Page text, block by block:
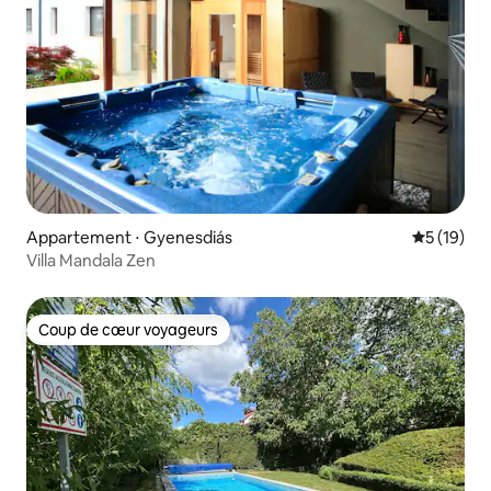
Appartement ⋅ Gyenesdiás
5 (19)
Villa Mandala Zen
Coup de cœur voyageurs
Coup de cœur voyageurs